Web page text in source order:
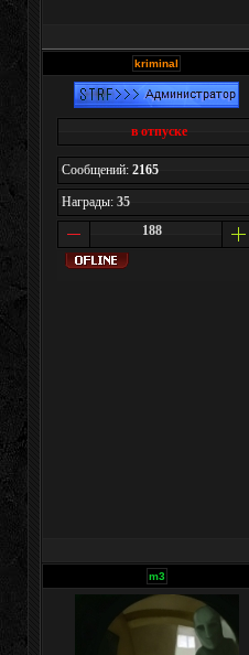
kriminal
в отпуске
Сообщений: 2165
Награды: 35
188
m3